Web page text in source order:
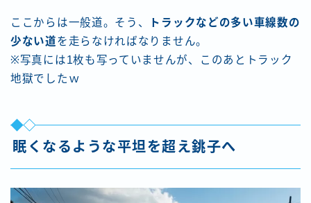
ここからは一般道。そう、
トラックなどの多い車線数の
少ない道を走らなければなりません。
※写真には1枚も写っていませんが、このあとトラック
地獄でしたｗ
眠くなるような平坦を超え銚子へ